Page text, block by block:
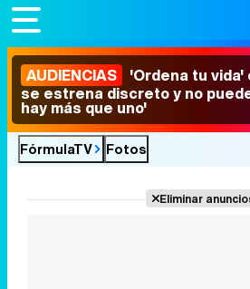
AUDIENCIAS 'Ordena tu vida'
se estrena discreto y no
hay más que uno'
FórmulaTV Fotos
Eliminar